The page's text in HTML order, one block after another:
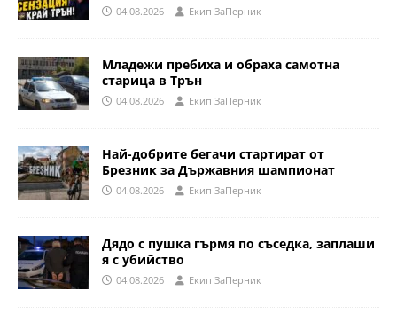
04.08.2026 Eкип ЗаПерник
Младежи пребиха и обраха самотна
старица в Трън
04.08.2026 Eкип ЗаПерник
Най-добрите бегачи стартират от
Брезник за Държавния шампионат
04.08.2026 Eкип ЗаПерник
Дядо с пушка гърмя по съседка, заплаши
я с убийство
04.08.2026 Eкип ЗаПерник